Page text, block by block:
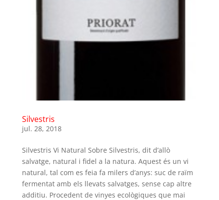
Silvestris
jul. 28, 2018
Silvestris Vi Natural Sobre Silvestris, dit d’allò
salvatge, natural i fidel a la natura. Aquest és un vi
natural, tal com es feia fa milers d’anys: suc de raïm
fermentat amb els llevats salvatges, sense cap altre
additiu. Procedent de vinyes ecològiques que mai